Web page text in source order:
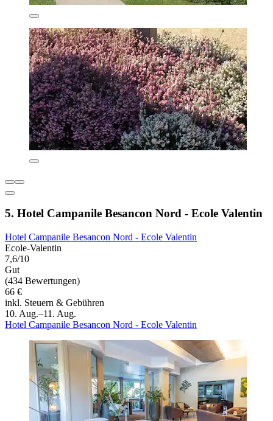
5. Hotel Campanile Besancon Nord - Ecole Valentin
Hotel Campanile Besancon Nord - Ecole Valentin
Ecole-Valentin
7,6/10
Gut
(434 Bewertungen)
66 €
inkl. Steuern & Gebühren
10. Aug.–11. Aug.
Hotel Campanile Besancon Nord - Ecole Valentin